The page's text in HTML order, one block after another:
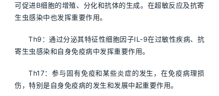
可促进B细胞的增殖、分化和抗体的生成。在超敏反应及抗寄
生虫感染中也发挥重要作用。
Th9：通过分泌其特征性细胞因子IL-9在过敏性疾病、抗
寄生虫感染和自身免疫病中发挥重要作用。
Th17：参与固有免疫和某些炎症的发生，在免疫病理损
伤，特别是自身免疫病的发生和发展中起重要作用。